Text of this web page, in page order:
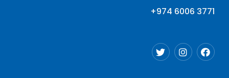
3771 6006 974+